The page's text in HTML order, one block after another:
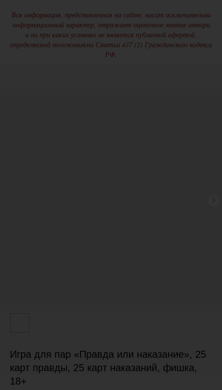
Вся информация, представленная на сайте, носит исключительно
информационный характер, отражает оценочное мнение автора
и ни при каких условиях не является публичной офертой,
определяемой положениями Статьи 437 (2) Гражданского кодекса
РФ.
Игра для пар «Правда или наказание», 25
карт правды, 25 карт наказаний, фишка,
18+